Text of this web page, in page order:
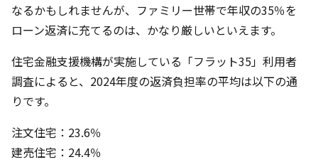
なるかもしれませんが、ファミリー世帯で年収の35％を
ローン返済に充てるのは、かなり厳しいといえます。
住宅金融支援機構が実施している「フラット35」利用者
調査によると、2024年度の返済負担率の平均は以下の通
りです。
注文住宅：23.6％
建売住宅：24.4％